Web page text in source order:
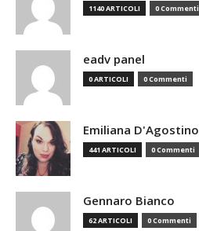
1140 ARTICOLI 0 Commenti
eadv panel
0 ARTICOLI 0 Commenti
Emiliana D'Agostino
441 ARTICOLI 0 Commenti
Gennaro Bianco
62 ARTICOLI 0 Commenti